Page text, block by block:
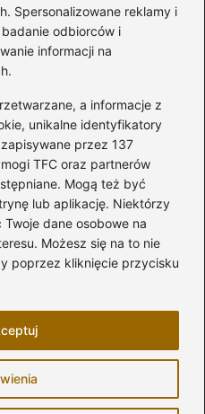
Spersonalizowane reklamy i
odbiorców i
informacji na
a informacje z
unikalne identyfikatory
przez 137
TFC oraz partnerów
Mogą też być
lub aplikację. Niektórzy
dane osobowe na
Możesz się na to nie
poprzez kliknięcie przycisku